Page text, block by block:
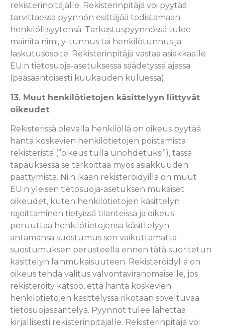
rekisterinpitäjälle. Rekisterinpitäjä voi pyytää
tarvittaessa pyynnön esittäjää todistamaan
henkilöllisyytensä. Tarkastuspyynnössä tulee
mainita nimi, y-tunnus tai henkilötunnus ja
laskutusosoite. Rekisterinpitäjä vastaa asiakkaalle
EU:n tietosuoja-asetuksessa säädetyssä ajassa
(pääsääntöisesti kuukauden kuluessa).
13. Muut henkilötietojen käsittelyyn liittyvät
oikeudet
Rekisterissä olevalla henkilöllä on oikeus pyytää
häntä koskevien henkilötietojen poistamista
rekisteristä (”oikeus tulla unohdetuksi”), tässä
tapauksessa se tarkoittaa myös asiakkuuden
päättymistä. Niin ikään rekisteröidyillä on muut
EU:n yleisen tietosuoja-asetuksen mukaiset
oikeudet, kuten henkilötietojen käsittelyn
rajoittaminen tietyissä tilanteissa ja oikeus
peruuttaa henkilötietojensa käsittelyyn
antamansa suostumus sen vaikuttamatta
suostumuksen perusteella ennen tätä suoritetun
käsittelyn lainmukaisuuteen. Rekisteröidyllä on
oikeus tehdä valitus valvontaviranomaiselle, jos
rekisteröity katsoo, että häntä koskevien
henkilötietojen käsittelyssä rikotaan soveltuvaa
tietosuojasääntelyä. Pyynnöt tulee lähettää
kirjallisesti rekisterinpitäjälle. Rekisterinpitäjä voi